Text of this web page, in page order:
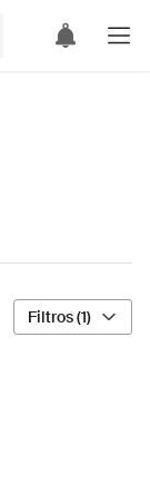
Filtros (1)